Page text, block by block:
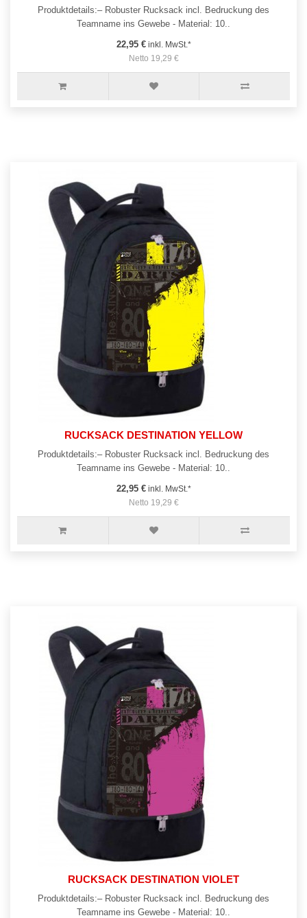
Produktdetails:– Robuster Rucksack incl. Bedruckung des
Teamname ins Gewebe - Material: 10..
22,95 €inkl. MwSt.*
Netto 19,29 €
RUCKSACK DESTINATION YELLOW
Produktdetails:– Robuster Rucksack incl. Bedruckung des
Teamname ins Gewebe - Material: 10..
22,95 €inkl. MwSt.*
Netto 19,29 €
RUCKSACK DESTINATION VIOLET
Produktdetails:– Robuster Rucksack incl. Bedruckung des
Teamname ins Gewebe - Material: 10..